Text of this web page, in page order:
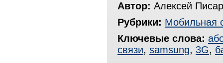
Автор: Алексей
Рубрики: Мобильная
Ключевые слова:
связи, samsung, 3G,